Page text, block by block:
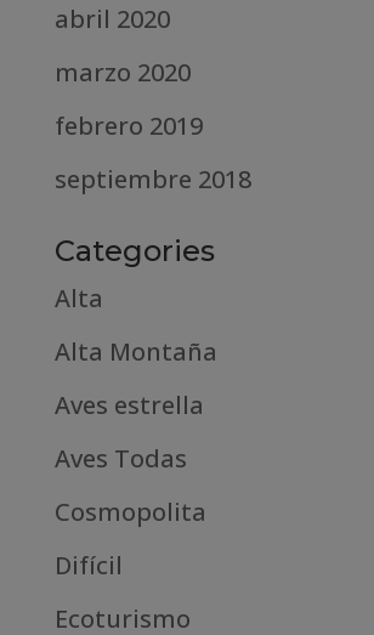
abril 2020
marzo 2020
febrero 2019
septiembre 2018
Categories
Alta
Alta Montaña
Aves estrella
Aves Todas
Cosmopolita
Difícil
Ecoturismo